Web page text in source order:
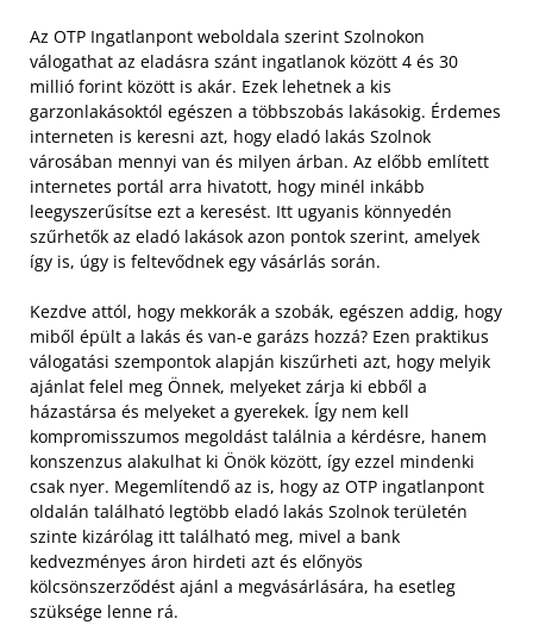
Az OTP Ingatlanpont weboldala szerint Szolnokon
válogathat az eladásra szánt ingatlanok között 4 és 30
millió forint között is akár. Ezek lehetnek a kis
garzonlakásoktól egészen a többszobás lakásokig. Érdemes
interneten is keresni azt, hogy eladó lakás Szolnok
városában mennyi van és milyen árban. Az előbb említett
internetes portál arra hivatott, hogy minél inkább
leegyszerűsítse ezt a keresést. Itt ugyanis könnyedén
szűrhetők az eladó lakások azon pontok szerint, amelyek
így is, úgy is feltevődnek egy vásárlás során.
Kezdve attól, hogy mekkorák a szobák, egészen addig, hogy
miből épült a lakás és van-e garázs hozzá? Ezen praktikus
válogatási szempontok alapján kiszűrheti azt, hogy melyik
ajánlat felel meg Önnek, melyeket zárja ki ebből a
házastársa és melyeket a gyerekek. Így nem kell
kompromisszumos megoldást találnia a kérdésre, hanem
konszenzus alakulhat ki Önök között, így ezzel mindenki
csak nyer. Megemlítendő az is, hogy az OTP ingatlanpont
oldalán található legtöbb eladó lakás Szolnok területén
szinte kizárólag itt található meg, mivel a bank
kedvezményes áron hirdeti azt és előnyös
kölcsönszerződést ajánl a megvásárlására, ha esetleg
szüksége lenne rá.